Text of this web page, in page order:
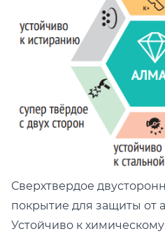
Сверхтвердое
покрытие для защиты от
Устойчиво к